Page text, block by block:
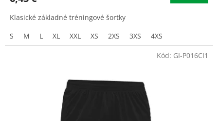
Klasické základné tréningové šortky
S
M L XL XXL XS 2XS 3XS 4XS
Kód: GI-P016CI1